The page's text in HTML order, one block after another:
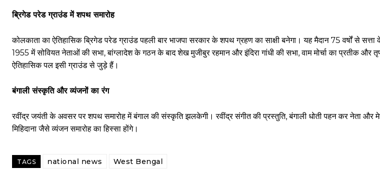
ब्रिगेड परेड ग्राउंड में शपथ समारोह
कोलकाता का ऐतिहासिक ब्रिगेड परेड ग्राउंड पहली बार भाजपा सरकार के शपथ ग्रहण का साक्षी बनेगा। यह मैदान 75 वर्षों से
1955 में सोवियत नेताओं की सभा, बांग्लादेश के गठन के बाद शेख मुजीबुर रहमान और इंदिरा गांधी की सभा, वाम मोर्चा का प्रतीक
ऐतिहासिक पल इसी ग्राउंड से जुड़े हैं।
बंगाली संस्कृति और व्यंजनों का रंग
रवींद्र जयंती के अवसर पर शपथ समारोह में बंगाल की संस्कृति झलकेगी। रवींद्र संगीत की प्रस्तुति, बंगाली धोती पहन कर नेता और
मिहिदाना जैसे व्यंजन समारोह का हिस्सा होंगे।
TAGS national news West Bengal